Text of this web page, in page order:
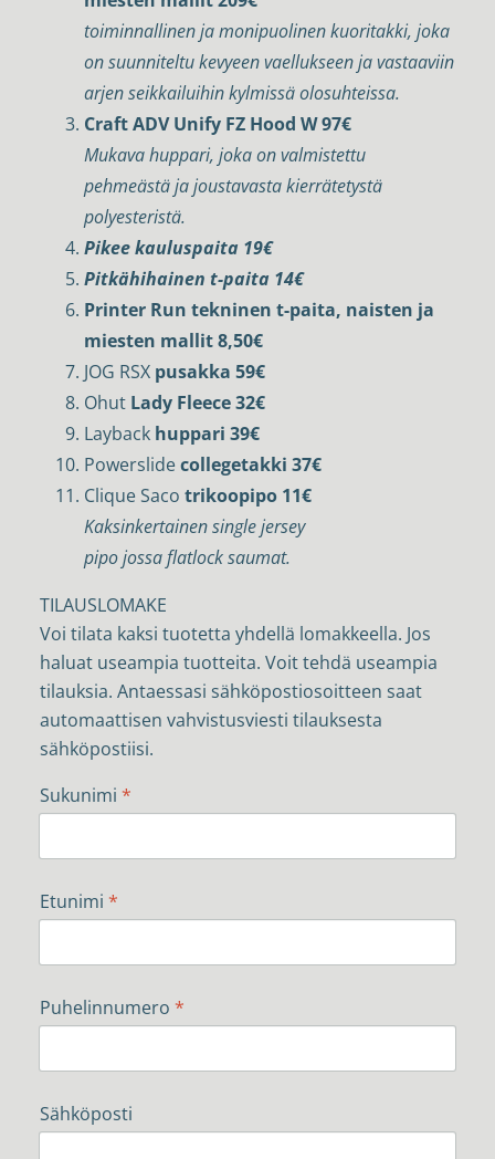
toiminnallinen ja monipuolinen kuoritakki, joka
on suunniteltu kevyeen vaellukseen ja vastaaviin
arjen seikkailuihin kylmissä olosuhteissa.
Craft ADV Unify FZ Hood W 97€
Mukava huppari, joka on valmistettu
pehmeästä ja joustavasta kierrätetystä
polyesteristä.
Pikee kauluspaita 19€
Pitkähihainen t-paita 14€
Printer Run tekninen t-paita, naisten ja
miesten mallit 8,50€
JOG RSX pusakka 59€
Ohut Lady Fleece 32€
Layback huppari 39€
Powerslidecollegetakki 37€
Clique Saco trikoopipo 11€
Kaksinkertainen single jersey
pipo jossa flatlock saumat.
TILAUSLOMAKE
Voi tilata kaksi tuotetta yhdellä lomakkeella. Jos
haluat useampia tuotteita. Voit tehdä useampia
tilauksia. Antaessasi sähköpostiosoitteen saat
automaattisen vahvistusviesti tilauksesta
sähköpostiisi.
Sukunimi *
Etunimi *
Puhelinnumero *
Sähköposti